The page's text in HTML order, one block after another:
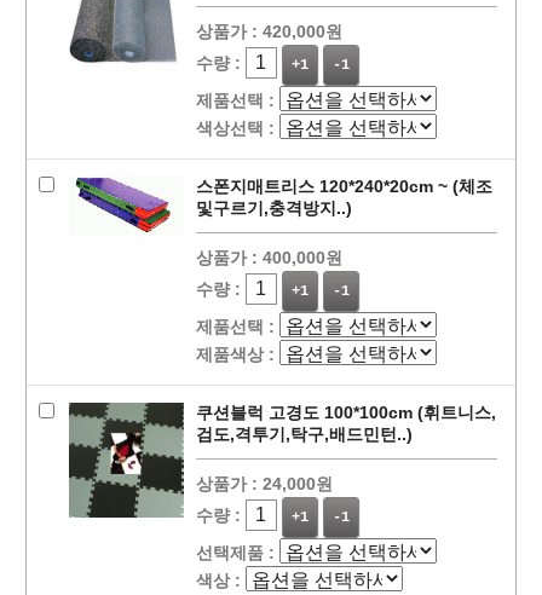
상품가 : 420,000원
수량 :
+1 -1
제품선택 :
색상선택 :
스폰지매트리스 120*240*20cm ~ (체조
및구르기,충격방지..)
상품가 : 400,000원
수량 :
+1 -1
제품선택 :
제품색상 :
쿠션블럭 고경도 100*100cm (휘트니스,
검도,격투기,탁구,배드민턴..)
상품가 : 24,000원
수량 :
+1 -1
선택제품 :
색상 :